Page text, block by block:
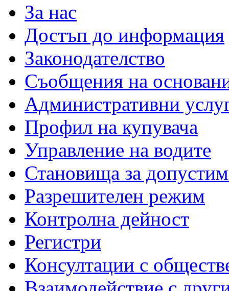
За нас
Достъп до информация
Законодателство
Съобщения на
Административни
Профил на купувача
Управление на водите
Становища за
Разрешителен режим
Контролна дейност
Регистри
Консултации с